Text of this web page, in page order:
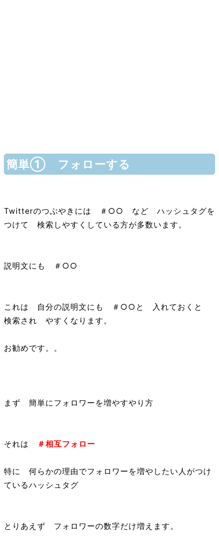
簡単① フォローする
Twitterのつぶやきには ＃○○ など ハッシュタグを
つけて 検索しやすくしている方が多数います。
説明文にも ＃○○
これは 自分の説明文にも ＃○○と 入れておくと
検索され やすくなります。
お勧めです。。
まず 簡単にフォロワーを増やすやり方
それは ＃相互フォロー
特に 何らかの理由でフォロワーを増やしたい人がつけ
ているハッシュタグ
とりあえず フォロワーの数字だけ増えます。